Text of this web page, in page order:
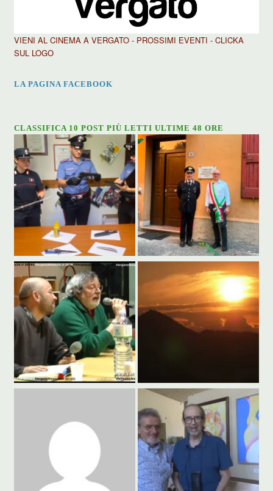
VIENI AL CINEMA A VERGATO - PROSSIMI EVENTI - CLICKA
SUL LOGO
LA PAGINA FACEBOOK
CLASSIFICA 10 POST PIÙ LETTI ULTIME 48 ORE